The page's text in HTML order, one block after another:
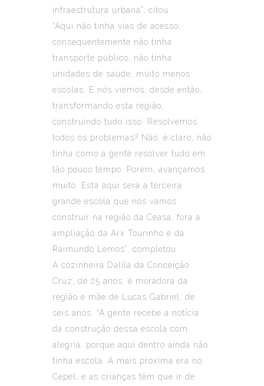
infraestrutura urbana”, citou.
“Aqui não tinha vias de acesso,
consequentemente não tinha
transporte público, não tinha
unidades de saúde, muito menos
escolas. E nós viemos, desde então,
transformando esta região,
construindo tudo isso. Resolvemos
todos os problemas? Não, é claro, não
tinha como a gente resolver tudo em
tão pouco tempo. Porém, avançamos
muito. Está aqui será a terceira
grande escola que nós vamos
construir na região da Ceasa, fora a
ampliação da Arx Tourinho e da
Raimundo Lemos”, completou.
A cozinheira Dalila da Conceição
Cruz, de 25 anos, é moradora da
região e mãe de Lucas Gabriel, de
seis anos. “A gente recebe a notícia
da construção dessa escola com
alegria, porque aqui dentro ainda não
tinha escola. A mais próxima era no
Cepel, e as crianças têm que ir de